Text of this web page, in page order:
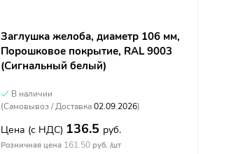
Заглушка желоба, диаметр 106 мм,
Порошковое покрытие, RAL 9003
(Сигнальный белый)
В наличии
(Самовывоз / Доставка02.09.2026)
Цена (с НДС) 136.5 руб.
Розничная цена 161.50руб. /шт